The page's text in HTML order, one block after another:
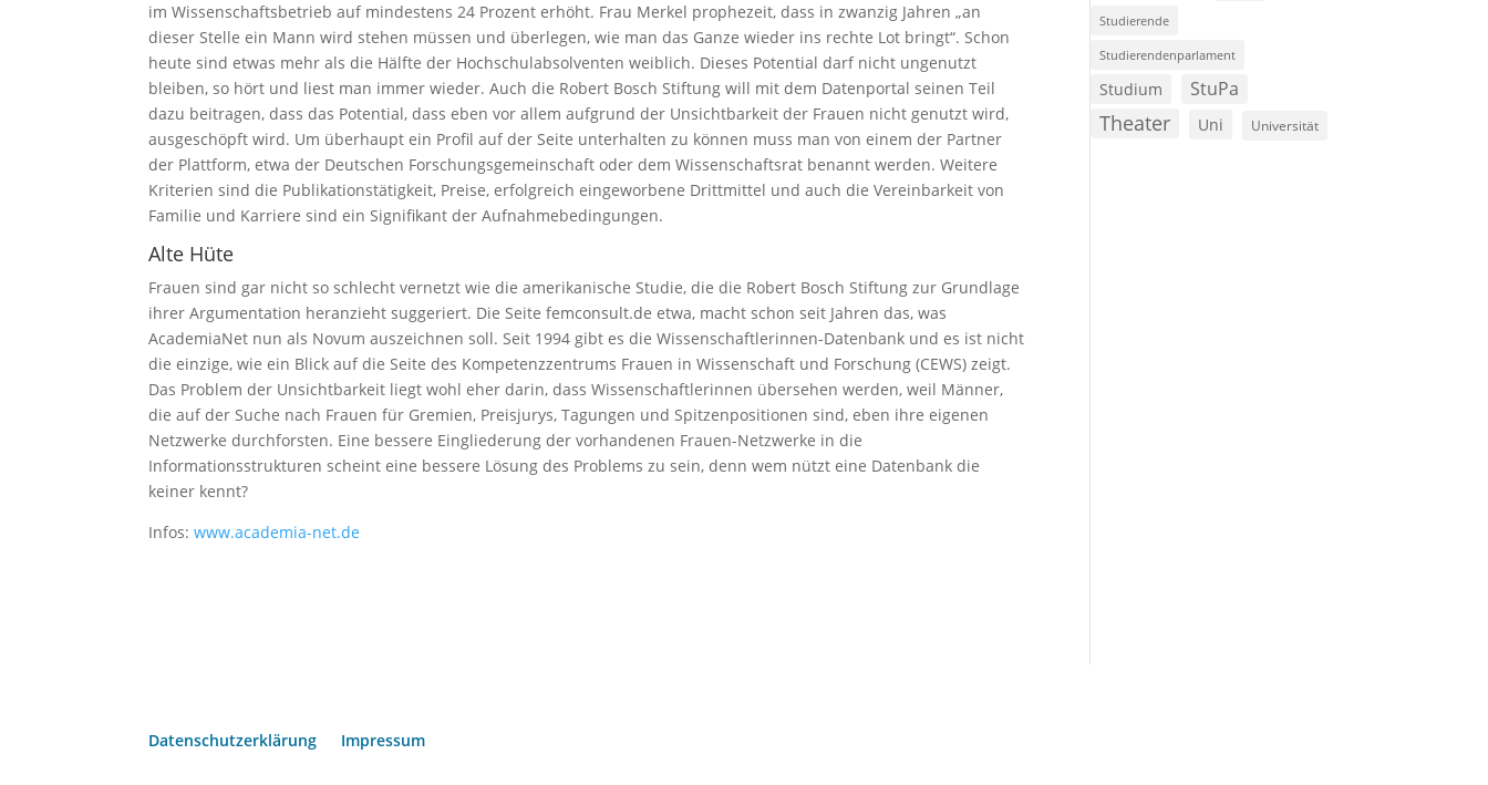
im Wissenschaftsbetrieb auf mindestens 24 Prozent erhöht. Frau Merkel prophezeit, dass in zwanzig Jahren „an
dieser Stelle ein Mann wird stehen müssen und überlegen, wie man das Ganze wieder ins rechte Lot bringt“. Schon
heute sind etwas mehr als die Hälfte der Hochschulabsolventen weiblich. Dieses Potential darf nicht ungenutzt
bleiben, so hört und liest man immer wieder. Auch die Robert Bosch Stiftung will mit dem Datenportal seinen Teil
dazu beitragen, dass das Potential, dass eben vor allem aufgrund der Unsichtbarkeit der Frauen nicht genutzt wird,
ausgeschöpft wird. Um überhaupt ein Profil auf der Seite unterhalten zu können muss man von einem der Partner
der Plattform, etwa der Deutschen Forschungsgemeinschaft oder dem Wissenschaftsrat benannt werden. Weitere
Kriterien sind die Publikationstätigkeit, Preise, erfolgreich eingeworbene Drittmittel und auch die Vereinbarkeit von
Familie und Karriere sind ein Signifikant der Aufnahmebedingungen.
Alte Hüte
Frauen sind gar nicht so schlecht vernetzt wie die amerikanische Studie, die die Robert Bosch Stiftung zur Grundlage
ihrer Argumentation heranzieht suggeriert. Die Seite femconsult.de etwa, macht schon seit Jahren das, was
AcademiaNet nun als Novum auszeichnen soll. Seit 1994 gibt es die Wissenschaftlerinnen-Datenbank und es ist nicht
die einzige, wie ein Blick auf die Seite des Kompetenzzentrums Frauen in Wissenschaft und Forschung (CEWS) zeigt.
Das Problem der Unsichtbarkeit liegt wohl eher darin, dass Wissenschaftlerinnen übersehen werden, weil Männer,
die auf der Suche nach Frauen für Gremien, Preisjurys, Tagungen und Spitzenpositionen sind, eben ihre eigenen
Netzwerke durchforsten. Eine bessere Eingliederung der vorhandenen Frauen-Netzwerke in die
Informationsstrukturen scheint eine bessere Lösung des Problems zu sein, denn wem nützt eine Datenbank die
keiner kennt?
Infos:www.academia-net.de
Studierende
Studierendenparlament
Studium StuPa
Theater Uni Universität
Datenschutzerklärung Impressum